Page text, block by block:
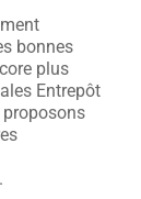
bonnes
plus
Entrepôt
proposons